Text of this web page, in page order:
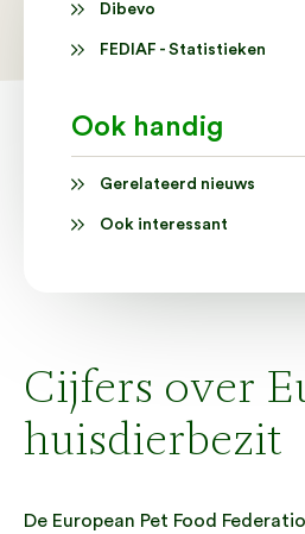
Dibevo
FEDIAF - Statistieken
Ook handig
Gerelateerd nieuws
Ook interessant
Cijfers over
huisdierbezit
De European Pet Food